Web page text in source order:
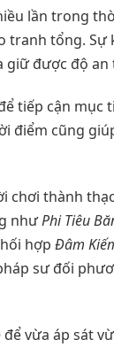
lần trong
tranh tổng. Sự
giữ được độ an
tiếp cận mục
điểm cũng
chơi thành
nhưPhi Tiêu
hợp Đâm
sư đối
để vừa áp sát